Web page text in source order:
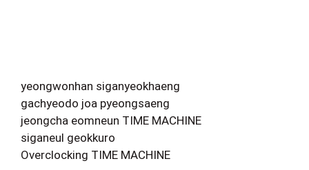
yeongwonhan siganyeokhaeng
gachyeodo joa pyeongsaeng
jeongcha eomneun TIME MACHINE
siganeul geokkuro
Overclocking TIME MACHINE